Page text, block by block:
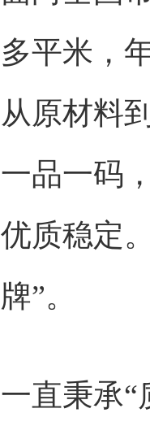
平米，
原材料
品一码
质稳定
”。
直秉承